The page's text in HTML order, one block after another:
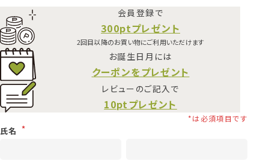
会員登録で
300ptプレゼント
2回目以降のお買い物にご利用いただけます
お誕生日月には
クーポンをプレゼント
レビューのご記入で
10ptプレゼント
氏名